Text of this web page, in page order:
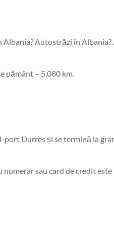
Autostrăzi în
pământ – 5.080 km.
Durres și se termină la
sau card de credit